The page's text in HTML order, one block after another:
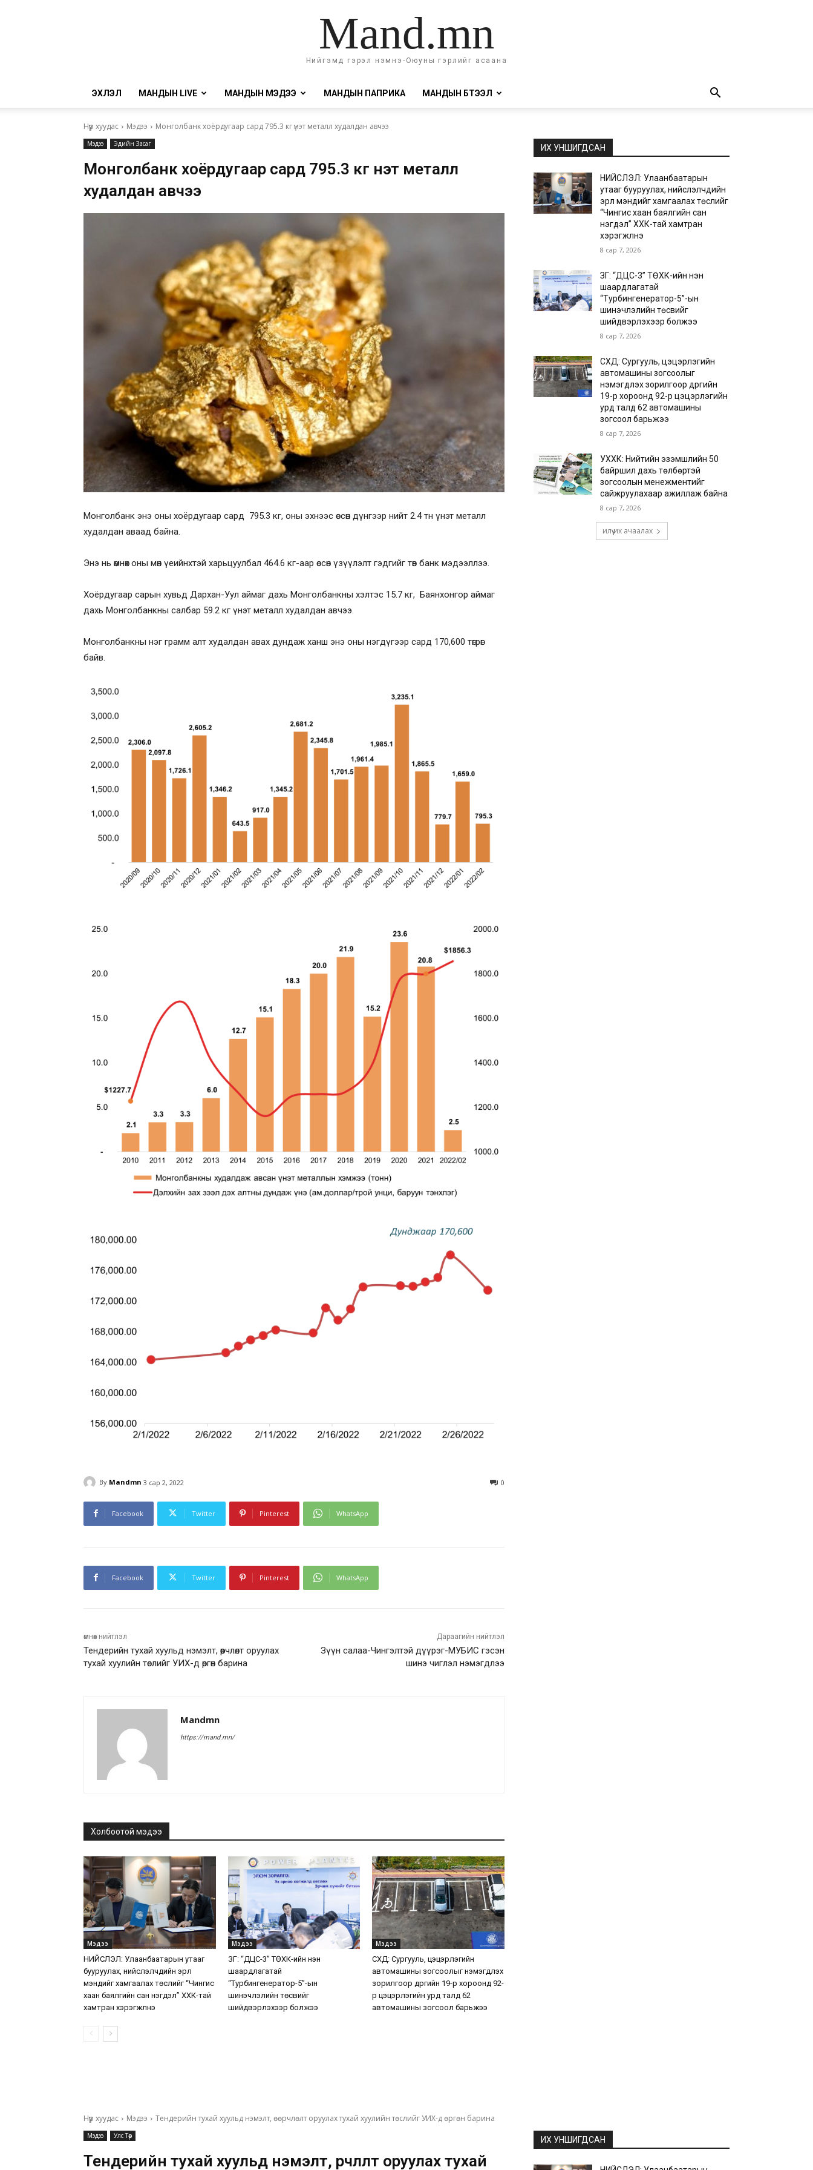
Mand.mn
Нийгэмд гэрэл нэмнэ-Оюуны гэрлийг асаана
ЭХЛЭЛ МАНДЫН LIVE МАНДЫН МЭДЭЭ МАНДЫН ПАПРИКА МАНДЫН БҮТЭЭЛ
Нүүр хуудас Мэдээ Монголбанк хоёрдугаар сард 795.3 кг үнэт металл худалдан авчээ
Мэдээ Эдийн Засаг
Монголбанк хоёрдугаар сард 795.3 кг үнэт металл
худалдан авчээ
Монголбанк энэ оны хоёрдугаар сард 795.3 кг, оны эхнээс өссөн дүнгээр нийт 2.4 тн үнэт металл
худалдан аваад байна.
Энэ нь өмнөх оны мөн үеийнхтэй харьцуулбал 464.6 кг-аар өссөн үзүүлэлт гэдгийг төв банк мэдээллээ.
Хоёрдугаар сарын хувьд Дархан-Уул аймаг дахь Монголбанкны хэлтэс 15.7 кг, Баянхонгор аймаг
дахь Монголбанкны салбар 59.2 кг үнэт металл худалдан авчээ.
Монголбанкны нэг грамм алт худалдан авах дундаж ханш энэ оны нэгдүгээр сард 170,600 төгрөг
байв.
By Mandmn 3 сар 2, 2022 0
Facebook Twitter Pinterest WhatsApp
Facebook Twitter Pinterest WhatsApp
өмнөх нийтлэл
Тендерийн тухай хуульд нэмэлт, өөрчлөлт оруулах
тухай хуулийн төслийг УИХ-д өргөн барина
Дараагийн нийтлэл
Зүүн салаа-Чингэлтэй дүүрэг-МУБИС гэсэн
шинэ чиглэл нэмэгдлээ
Mandmn
https://mand.mn/
Холбоотой мэдээ
Мэдээ
НИЙСЛЭЛ: Улаанбаатарын утааг
бууруулах, нийслэлчүүдийн эрүүл
мэндийг хамгаалах төслийг “Чингис
хаан баялгийн сан нэгдэл” ХХК-тай
хамтран хэрэгжүүлнэ
Мэдээ
ЗГ: “ДЦС-3” ТӨХК-ийн нэн
шаардлагатай
“Турбингенератор-5”-ын
шинэчлэлийн төсвийг
шийдвэрлэхээр болжээ
Мэдээ
СХД: Сургууль, цэцэрлэгийн
автомашины зогсоолыг нэмэгдүүлэх
зорилгоор дүүргийн 19-р хороонд 92-
р цэцэрлэгийн урд талд 62
автомашины зогсоол барьжээ
ИХ УНШИГДСАН
НИЙСЛЭЛ: Улаанбаатарын
утааг бууруулах, нийслэлчүүдийн
эрүүл мэндийг хамгаалах төслийг
“Чингис хаан баялгийн сан
нэгдэл” ХХК-тай хамтран
хэрэгжүүлнэ
8 сар 7, 2026
ЗГ: “ДЦС-3” ТӨХК-ийн нэн
шаардлагатай
“Турбингенератор-5”-ын
шинэчлэлийн төсвийг
шийдвэрлэхээр болжээ
8 сар 7, 2026
СХД: Сургууль, цэцэрлэгийн
автомашины зогсоолыг
нэмэгдүүлэх зорилгоор дүүргийн
19-р хороонд 92-р цэцэрлэгийн
урд талд 62 автомашины
зогсоол барьжээ
8 сар 7, 2026
УХХК: Нийтийн эзэмшлийн 50
байршил дахь төлбөртэй
зогсоолын менежментийг
сайжруулахаар ажиллаж байна
8 сар 7, 2026
илүү их ачаалах